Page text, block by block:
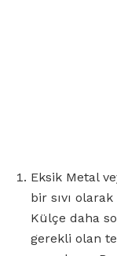
Eksik Metal
bir sıvı
Külçe daha
gerekli olan